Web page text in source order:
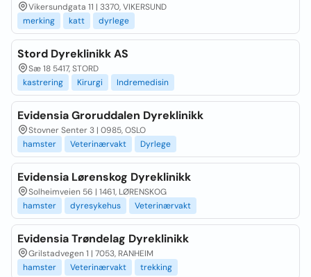
Vikersundgata 11 | 3370, VIKERSUND
merking
katt dyrlege
Stord Dyreklinikk AS
Sæ 18 5417, STORD
kastrering
Kirurgi Indremedisin
Evidensia Groruddalen Dyreklinikk
Stovner Senter 3 | 0985, OSLO
hamster
Veterinærvakt Dyrlege
Evidensia Lørenskog Dyreklinikk
Solheimveien 56 | 1461, LØRENSKOG
hamster
dyresykehus Veterinærvakt
Evidensia Trøndelag Dyreklinikk
Grilstadvegen 1 | 7053, RANHEIM
hamster
Veterinærvakt trekking